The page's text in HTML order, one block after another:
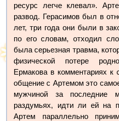
ресурс легче клевал».
развод. Герасимов был в
лет, три года они были в
по его словам, отходил
была серьезная травма,
физической потере
Ермакова в комментариях к
общение с Артемом это
мужчиной за последние
раздумьях, идти ли ей на
Артем параллельно